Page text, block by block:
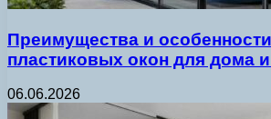
Преимущества и
пластиковых окон для дома
06.06.2026